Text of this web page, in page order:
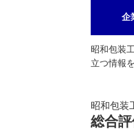
企
昭和包装
立つ情報
昭和包装
総合